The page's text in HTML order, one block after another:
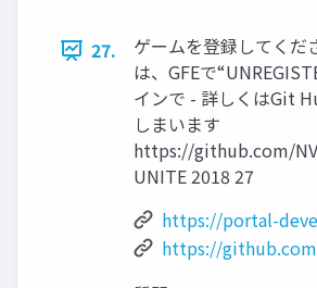
27.
ゲームを登録してく
は、GFEで
インで - 詳しくはGit
しまいます
https://github.com/
UNITE 2018 27
https://portal-
https://